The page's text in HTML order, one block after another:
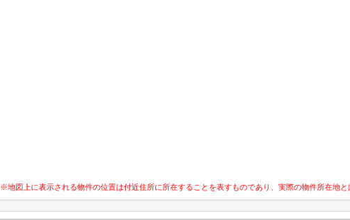
※地図上に表示される物件の位置は付近住所に所在することを表すものであり、実際の物件所在地と